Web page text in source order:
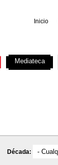
Inicio
Década:
Mediateca